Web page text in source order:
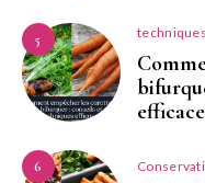
5 techniques
6